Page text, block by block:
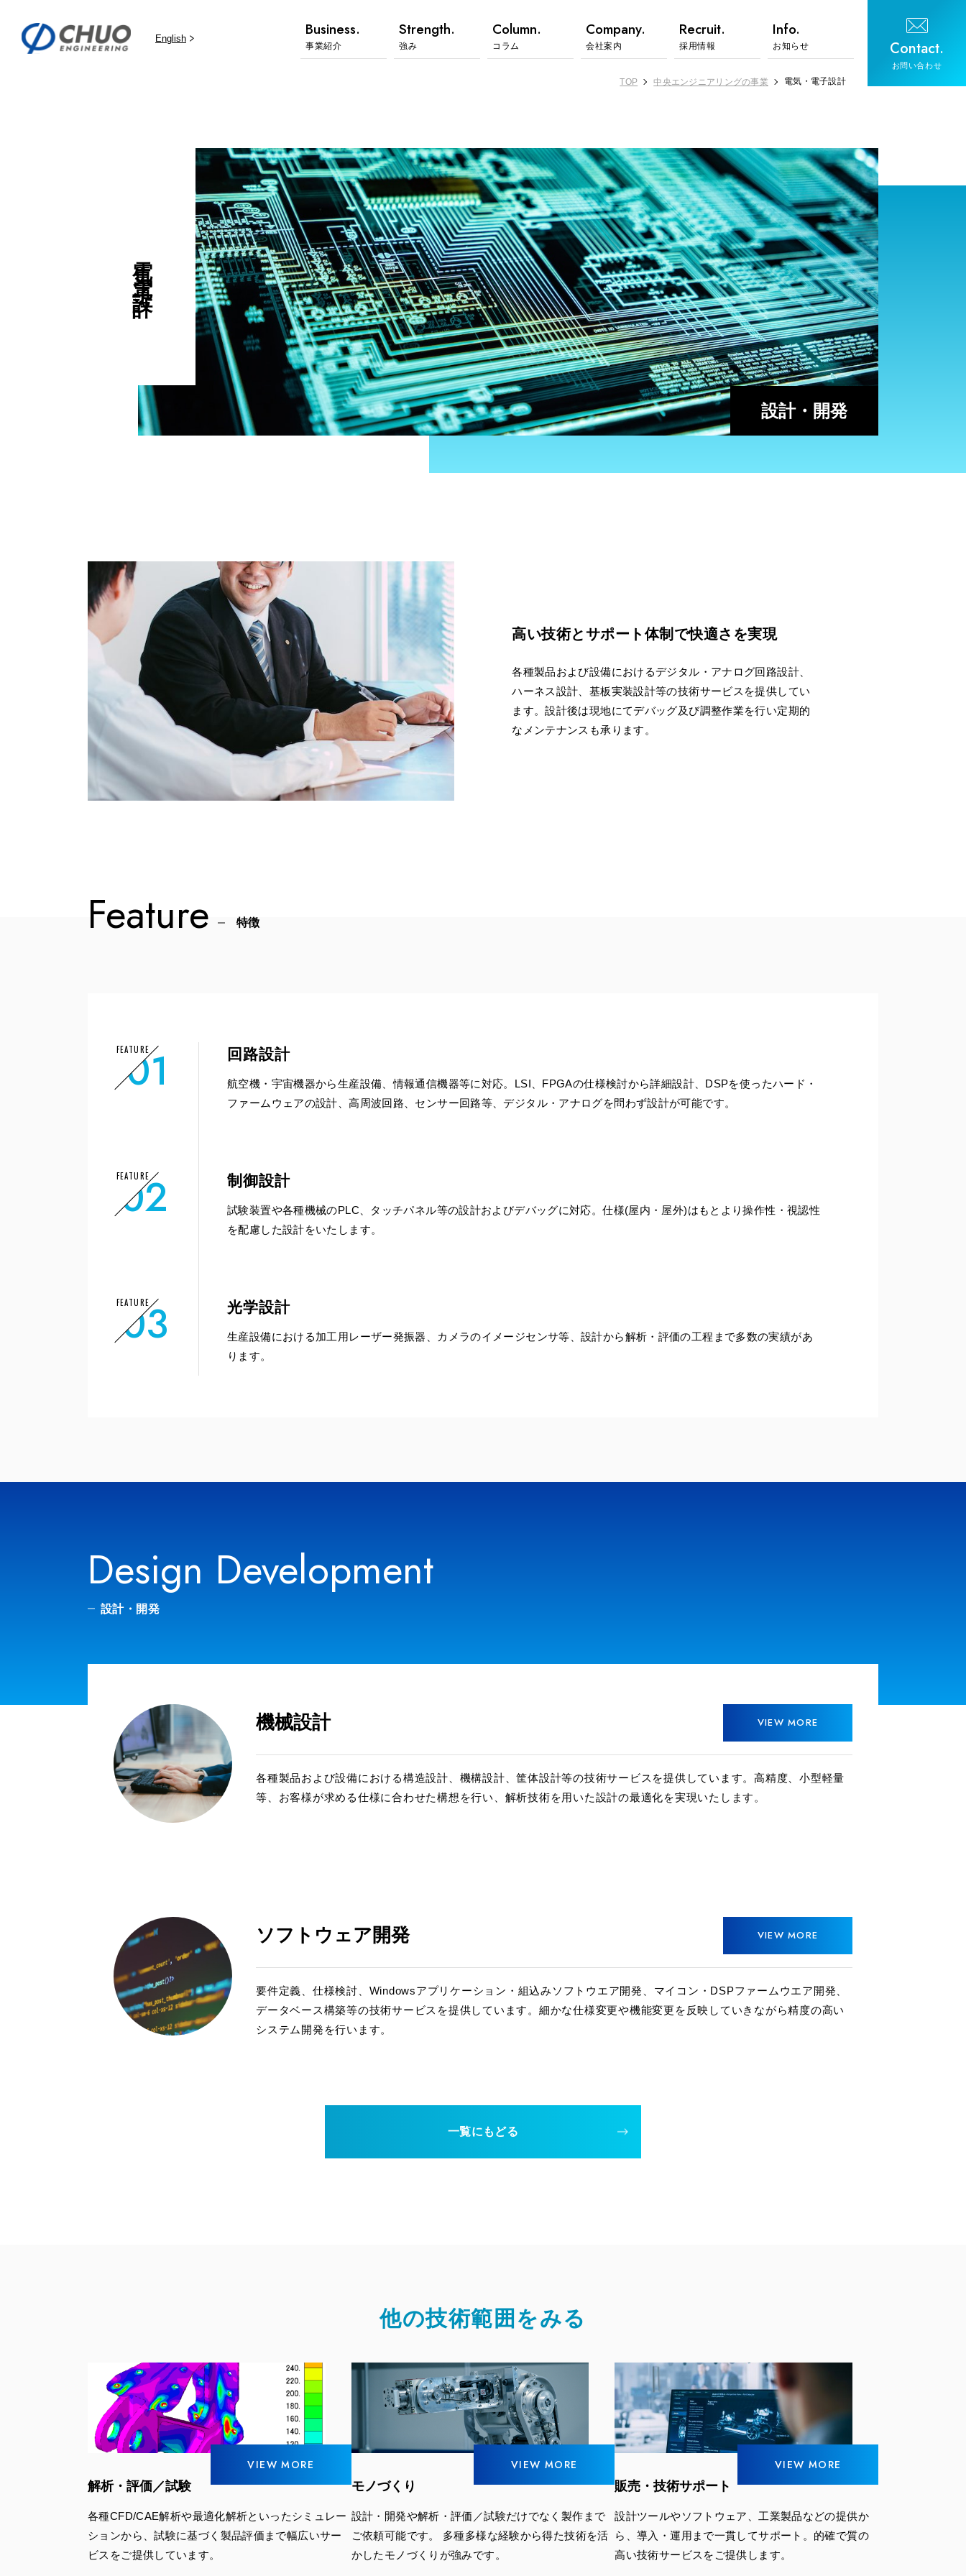
English Business.
事業紹介
Strength.
強み
Column.
コラム
Company.
会社案内
Recruit.
採用情報
Info.
お知らせ Contact.
お問い合わせ
TOP 中央エンジニアリングの事業 電気・電子設計
電気・電子設計
設計・開発
高い技術とサポート体制で快適さを実現
各種製品および設備におけるデジタル・アナログ回路設計、
ハーネス設計、基板実装設計等の技術サービスを提供してい
ます。設計後は現地にてデバッグ及び調整作業を行い定期的
なメンテナンスも承ります。
Feature 特徴
FEATURE
01 回路設計
航空機・宇宙機器から生産設備、情報通信機器等に対応。LSI、FPGAの仕様検討から詳細設計、DSPを使ったハード・
ファームウェアの設計、高周波回路、センサー回路等、デジタル・アナログを問わず設計が可能です。
FEATURE
02 制御設計
試験装置や各種機械のPLC、タッチパネル等の設計およびデバッグに対応。仕様(屋内・屋外)はもとより操作性・視認性
を配慮した設計をいたします。
FEATURE
03 光学設計
生産設備における加工用レーザー発振器、カメラのイメージセンサ等、設計から解析・評価の工程まで多数の実績があ
ります。
Design Development
設計・開発
機械設計 VIEW MORE
各種製品および設備における構造設計、機構設計、筐体設計等の技術サービスを提供しています。高精度、小型軽量
等、お客様が求める仕様に合わせた構想を行い、解析技術を用いた設計の最適化を実現いたします。
ソフトウェア開発 VIEW MORE
要件定義、仕様検討、Windowsアプリケーション・組込みソフトウエア開発、マイコン・DSPファームウエア開発、
データベース構築等の技術サービスを提供しています。細かな仕様変更や機能変更を反映していきながら精度の高い
システム開発を行います。
一覧にもどる
他の技術範囲をみる
解析・評価／試験
VIEW MORE
各種CFD/CAE解析や最適化解析といったシミュレー
ションから、試験に基づく製品評価まで幅広いサー
ビスをご提供しています。
モノづくり
VIEW MORE
設計・開発や解析・評価／試験だけでなく製作まで
ご依頼可能です。 多種多様な経験から得た技術を活
かしたモノづくりが強みです。
販売・技術サポート
VIEW MORE
設計ツールやソフトウェア、工業製品などの提供か
ら、導入・運用まで一貫してサポート。的確で質の
高い技術サービスをご提供します。